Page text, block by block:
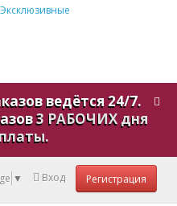
Эксклюзивные
ведётся 24/7.
3 РАБОЧИХ дня
▼ Вход Регистрация